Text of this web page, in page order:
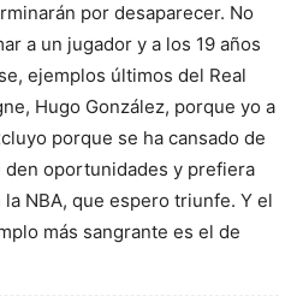
por desaparecer. No
a un jugador y a los 19 años
ejemplos últimos del Real
Hugo González, porque yo a
porque se ha cansado de
den oportunidades y prefiera
la NBA, que espero triunfe. Y el
más sangrante es el de